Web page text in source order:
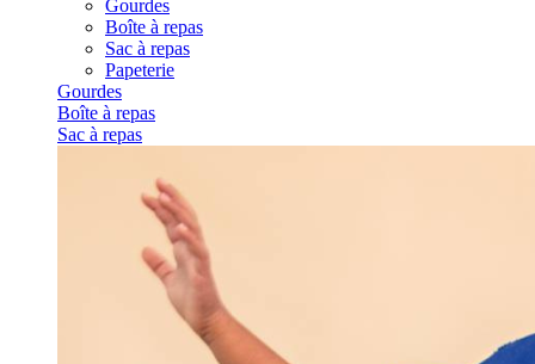
Gourdes
Boîte à repas
Sac à repas
Papeterie
Gourdes
Boîte à repas
Sac à repas